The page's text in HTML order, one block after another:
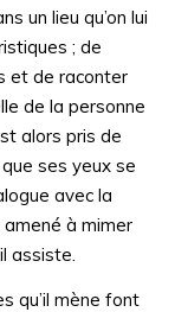
un lieu qu’on lui
; de
et de raconter
de la personne
alors pris de
ses yeux se
avec la
à mimer
assiste.
qu’il mène font